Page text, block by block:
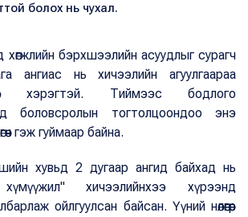
болох нь чухал.
бэрхшээлийн асуудлыг сурагч
ангиас нь хичээлийн агуулгаараа
хэрэгтэй. Тиймээс бодлого
боловсролын тогтолцоондоо энэ
гэж гуймаар байна.
хувьд 2 дугаар ангид байхад нь
хичээлийнхээ хүрээнд
ойлгуулсан байсан. Үүний нөлөөгөөр